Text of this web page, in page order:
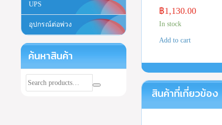
฿1,130.00
In stock
Add to cart
สินค้าที่เกี่ยวข้อง
UPS
อุปกรณ์ต่อพ่วง
ค้นหาสินค้า